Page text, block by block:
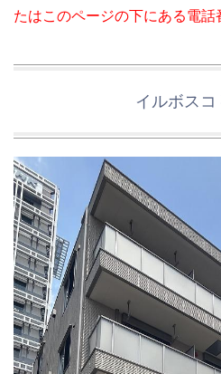
たはこのページの下にある電話
イルボスコ